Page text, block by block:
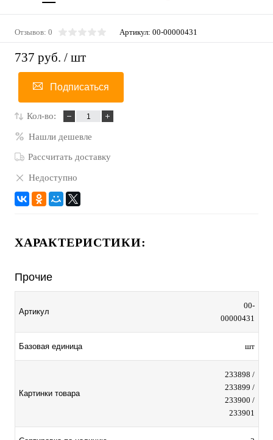
Отзывов: 0 Артикул: 00-00000431
737 руб. / шт
Подписаться
Кол-во:
Нашли дешевле
Рассчитать доставку
Недоступно
ХАРАКТЕРИСТИКИ:
Прочие
Артикул
00-
00000431
Базовая единица шт
Картинки товара
233898 /
233899 /
233900 /
233901